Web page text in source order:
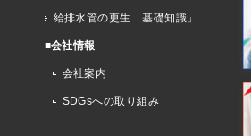
給排水管の更生「基礎知識」
■会社情報
会社案内
SDGsへの取り組み